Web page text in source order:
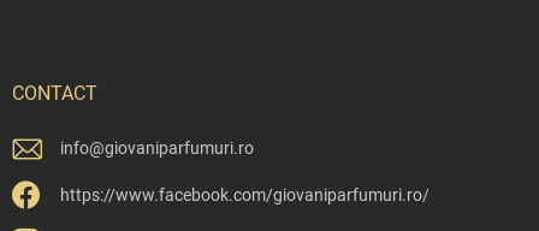
CONTACT
info@giovaniparfumuri.ro
https://www.facebook.com/giovaniparfumuri.ro/